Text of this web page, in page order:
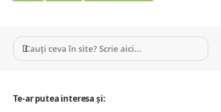
Te-ar putea interesa și: